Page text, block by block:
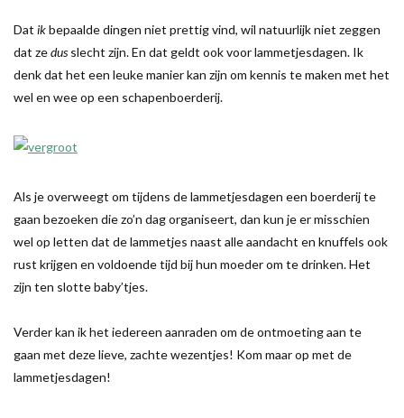
Dat ikbepaalde dingen niet prettig vind, wil natuurlijk niet zeggen
dat zedus slecht zijn. En dat geldt ook voor lammetjesdagen. Ik
denk dat het een leuke manier kan zijn om kennis te maken met het
wel en wee op een schapenboerderij.
Als je overweegt om tijdens de lammetjesdagen een boerderij te
gaan bezoeken die zo’n dag organiseert, dan kun je er misschien
wel op letten dat de lammetjes naast alle aandacht en knuffels ook
rust krijgen en voldoende tijd bij hun moeder om te drinken. Het
zijn ten slotte baby’tjes.
Verder kan ik het iedereen aanraden om de ontmoeting aan te
gaan met deze lieve, zachte wezentjes! Kom maar op met de
lammetjesdagen!